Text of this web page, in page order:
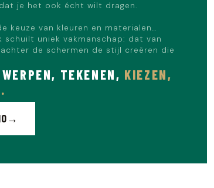
je het ook écht wilt dragen.
keuze van kleuren en materialen…
schuilt uniek vakmanschap: dat van
de schermen de stijl creëren die
TEKENEN, KIEZEN,